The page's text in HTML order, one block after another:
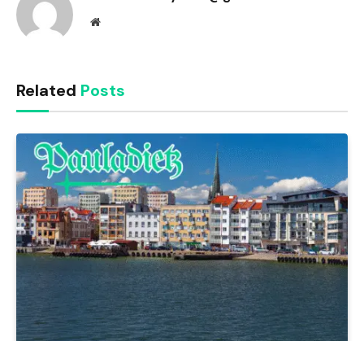
Website
Related Posts